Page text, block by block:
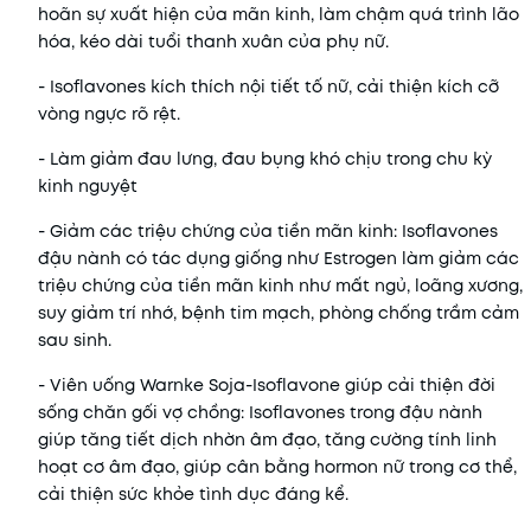
hoãn sự xuất hiện của mãn kinh, làm chậm quá trình lão
hóa, kéo dài tuổi thanh xuân của phụ nữ.
- Isoflavones kích thích nội tiết tố nữ, cải thiện kích cỡ
vòng ngực rõ rệt.
- Làm giảm đau lưng, đau bụng khó chịu trong chu kỳ
kinh nguyệt
- Giảm các triệu chứng của tiền mãn kinh: Isoflavones
đậu nành có tác dụng giống như Estrogen làm giảm các
triệu chứng của tiền mãn kinh như mất ngủ, loãng xương,
suy giảm trí nhớ, bệnh tim mạch, phòng chống trầm cảm
sau sinh.
- Viên uống Warnke Soja-Isoflavone giúp cải thiện đời
sống chăn gối vợ chồng: Isoflavones trong đậu nành
giúp tăng tiết dịch nhờn âm đạo, tăng cường tính linh
hoạt cơ âm đạo, giúp cân bằng hormon nữ trong cơ thể,
cải thiện sức khỏe tình dục đáng kể.